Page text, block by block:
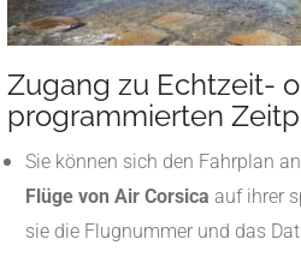
Zugang zu Echtzeit-
programmierten
Sie können sich den Fahrplan
Flüge von Air Corsica auf ihrer
sie die Flugnummer und das